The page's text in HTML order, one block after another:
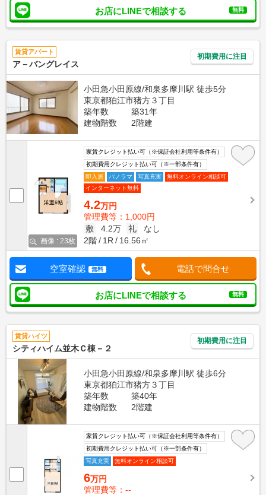
お店にLINEで相談する 無料
賃貸アパート
ア－バングレイス
初期費用に注目
小田急小田原線/和泉多摩川駅 徒歩5分
東京都狛江市猪方３丁目
築年数
築31年
建物階数
2階建
画像 : 23枚
家賃クレジット払い可（※保証会社利用等条件有）
初期費用クレジット払い可（※一部条件有）
即入居
パノラマ 写真充実
無料オンライン相談可
インターネット無料
4.2万円
管理費等：1,000円
敷
4.2万 礼
なし
2階
1R 16.56㎡
空室確認 無料 電話で問合せ
お店にLINEで相談する 無料
賃貸ハイツ
シティハイム並木Ｃ棟－２
初期費用に注目
小田急小田原線/和泉多摩川駅 徒歩6分
東京都狛江市猪方３丁目
築年数
築40年
建物階数
2階建
家賃クレジット払い可（※保証会社利用等条件有）
初期費用クレジット払い可（※一部条件有）
写真充実
無料オンライン相談可
6万円
管理費等：--